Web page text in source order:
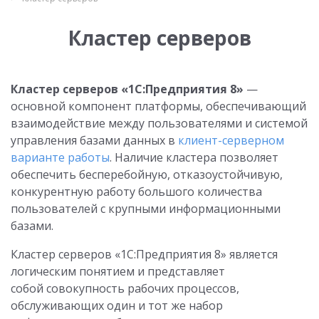
Кластер серверов
Кластер серверов «1С:Предприятия 8» —
основной компонент платформы, обеспечивающий
взаимодействие между пользователями и системой
управления базами данных в клиент-серверном
варианте работы. Наличие кластера позволяет
обеспечить бесперебойную, отказоустойчивую,
конкурентную работу большого количества
пользователей с крупными информационными
базами.
Кластер серверов «1С:Предприятия 8» является
логическим понятием и представляет
собой совокупность рабочих процессов,
обслуживающих один и тот же набор